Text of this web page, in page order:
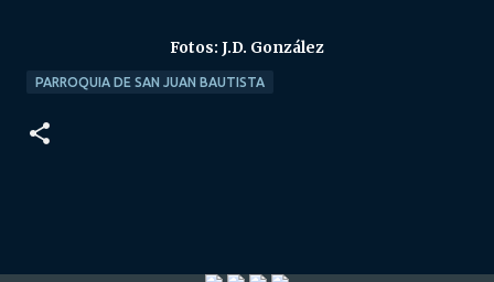
Fotos: J.D. González
PARROQUIA DE SAN JUAN BAUTISTA